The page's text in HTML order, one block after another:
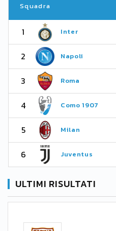
Squadra
1 Inter
2 Napoli
3 Roma
4 Como 1907
5 Milan
6 Juventus
ULTIMI RISULTATI